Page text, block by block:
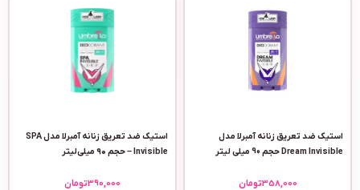
استیک ضد تعریق زنانه آمبرلا مدل
Dream Invisible حجم 90 میلی لیتر
358,000تومان
استیک ضد تعریق زنانه آمبرلا مدل SPA
Invisible – حجم ۹۰ میلی‌لیتر
390,000تومان